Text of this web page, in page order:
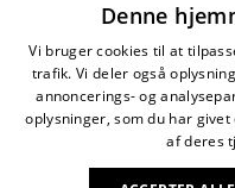
Denne
Vi bruger cookies til at
trafik. Vi deler også
annoncerings- og
oplysninger, som du har
af deres